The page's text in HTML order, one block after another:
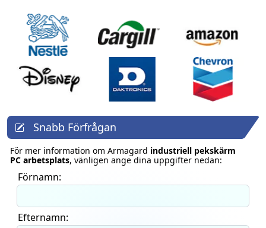
Snabb Förfrågan
För mer information om Armagard industriell pekskärm
PC arbetsplats, vänligen ange dina uppgifter nedan:
Förnamn:
Efternamn: